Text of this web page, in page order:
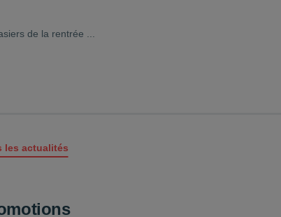
de la rentrée ...
les actualités